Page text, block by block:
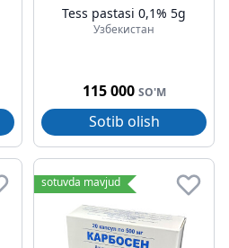
Tess pastasi 0,1% 5g
Узбекистан
115 000 SO'M
Sotib olish
sotuvda mavjud